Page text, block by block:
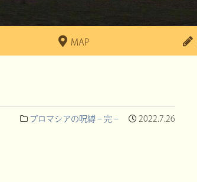
MAP
プロマシアの呪縛 – 完 – 2022.7.26